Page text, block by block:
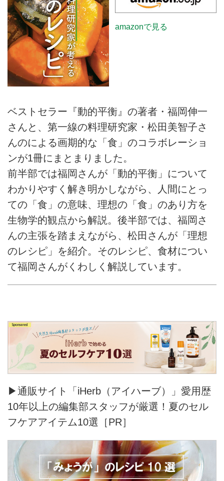
amazonで見る
ベストセラー『動的平衡』の著者・福岡伸一
さんと、第一線の料理研究家・松田美智子さ
んのによる画期的な「食」のコラボレーショ
ンが1冊にまとまりました。
前半部では福岡さんが「動的平衡」について
わかりやすく解き明かしながら、人間にとっ
ての「食」の意味、理想の「食」のあり方を
生物学的観点から解説。後半部では、福岡さ
んの主張を踏まえながら、松田さんが「理想
のレシピ」を紹介。そのレシピ、食材につい
て福岡さんがくわしく解説しています。
▶通販サイト「iHerb（アイハーブ）」愛用歴
10年以上の編集部スタッフが厳選！夏のセル
フケアアイテム10選［PR］